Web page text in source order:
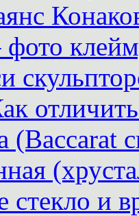
фото
(Baccarat
стекло и